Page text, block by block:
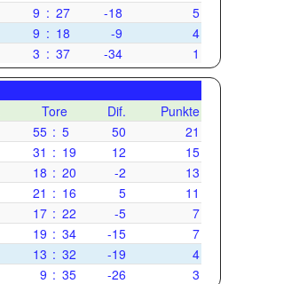
9 : 27 -18
5
9 : 18 -9
4
3 : 37 -34 1
Tore Dif.
Punkte
55 : 5 50
21
31 : 19 12
15
18 : 20 -2
13
21 : 16 5
11
17 : 22 -5
7
19 : 34 -15
7
13 : 32 -19
4
9 : 35 -26 3